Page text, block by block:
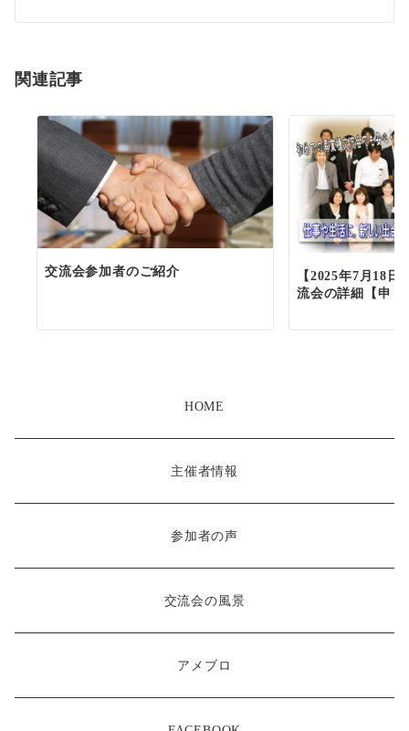
シ
ン
関連記事
交流会参加者のご紹介
【2025年7月18
流会の詳細【申し
HOME
主催者情報
参加者の声
交流会の風景
アメブロ